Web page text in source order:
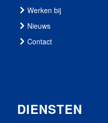
Werken bij
Nieuws
Contact
DIENSTEN